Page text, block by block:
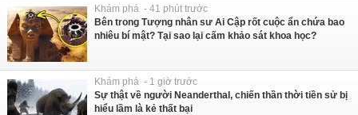
Khám phá - 41 phút trước
Bên trong Tượng nhân sư Ai Cập rốt cuộc ẩn chứa bao
nhiêu bí mật? Tại sao lại cấm khảo sát khoa học?
Khám phá - 1 giờ trước
Sự thật về người Neanderthal, chiến thần thời tiền sử bị
hiểu lầm là kẻ thất bại